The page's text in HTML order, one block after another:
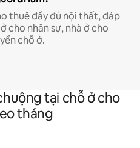
thuê đầy đủ nội thất, đáp
cho nhân sự, nhà ở cho
chỗ ở.
tại chỗ ở cho
tháng